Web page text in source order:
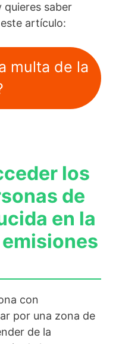
quieres saber
artículo:
multa de la
los
de
en la
con
por una zona de
de la